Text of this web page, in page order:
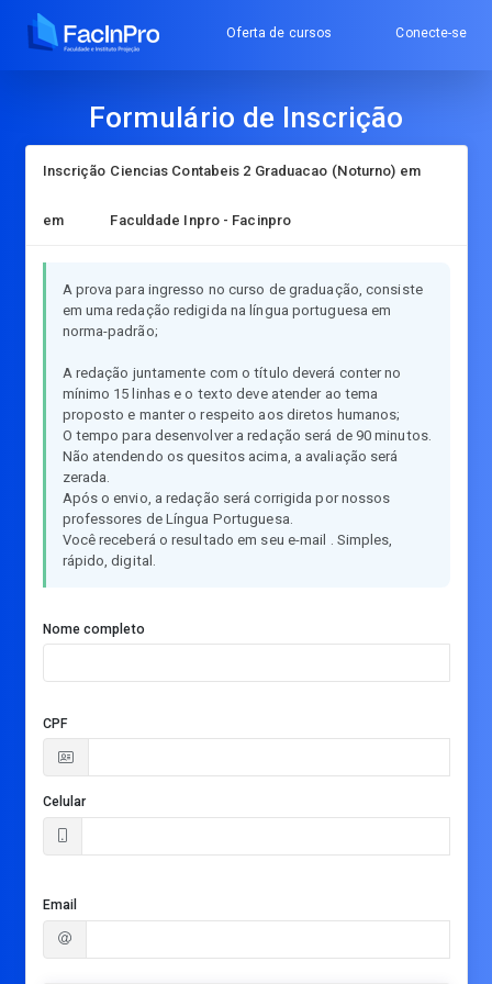
Oferta de cursos Conecte-se
Formulário de Inscrição
Inscrição
em
Ciencias Contabeis 2 Graduacao (Noturno) em
Faculdade Inpro - Facinpro
A prova para ingresso no curso de graduação, consiste
em uma redação redigida na língua portuguesa em
norma-padrão;
A redação juntamente com o título deverá conter no
mínimo 15 linhas e o texto deve atender ao tema
proposto e manter o respeito aos diretos humanos;
O tempo para desenvolver a redação será de 90 minutos.
Não atendendo os quesitos acima, a avaliação será
zerada.
Após o envio, a redação será corrigida por nossos
professores de Língua Portuguesa.
Você receberá o resultado em seu e-mail . Simples,
rápido, digital.
Nome completo
CPF
Celular
Email